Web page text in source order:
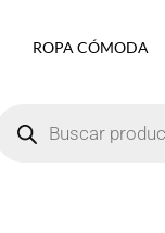
ROPA CÓMODA
productos